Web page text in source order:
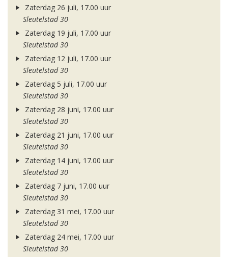
Zaterdag 26 juli, 17.00 uur
Sleutelstad 30
Zaterdag 19 juli, 17.00 uur
Sleutelstad 30
Zaterdag 12 juli, 17.00 uur
Sleutelstad 30
Zaterdag 5 juli, 17.00 uur
Sleutelstad 30
Zaterdag 28 juni, 17.00 uur
Sleutelstad 30
Zaterdag 21 juni, 17.00 uur
Sleutelstad 30
Zaterdag 14 juni, 17.00 uur
Sleutelstad 30
Zaterdag 7 juni, 17.00 uur
Sleutelstad 30
Zaterdag 31 mei, 17.00 uur
Sleutelstad 30
Zaterdag 24 mei, 17.00 uur
Sleutelstad 30